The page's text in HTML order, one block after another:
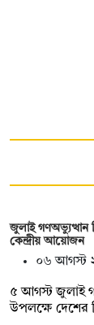
জুলাই গণঅভ্যুত্থান
কেন্দ্রীয় আয়োজন
০৬ আগস্ট
৫ আগস্ট জুলাই
উপলক্ষে দেশের